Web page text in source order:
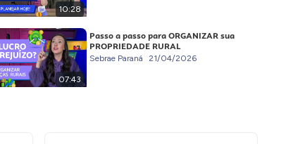
10:28
07:43
Passo a passo para ORGANIZAR sua
PROPRIEDADE RURAL
Sebrae Paraná 21/04/2026